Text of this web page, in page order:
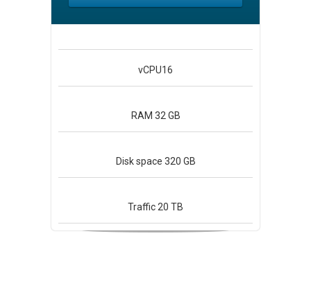
vCPU16
RAM 32 GB
Disk space 320 GB
Traffic 20 TB